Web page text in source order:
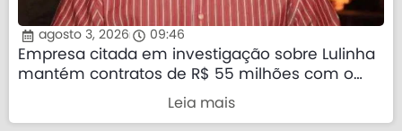
agosto 3, 2026 09:46
Empresa citada em investigação sobre Lulinha
mantém contratos de R$ 55 milhões com o
Leia mais